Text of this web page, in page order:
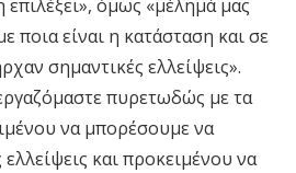
επιλέξει», όμως «μέλημά μας
ποια είναι η κατάσταση και σε
σημαντικές ελλείψεις».
πυρετωδώς με τα
να μπορέσουμε να
και προκειμένου να